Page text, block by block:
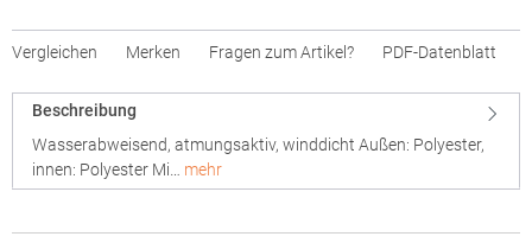
Vergleichen Merken Fragen zum Artikel? PDF-Datenblatt
Beschreibung
Wasserabweisend, atmungsaktiv, winddicht Außen: Polyester,
innen: Polyester Mi… mehr